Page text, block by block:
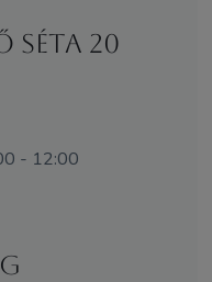
séta 20
- 12:00